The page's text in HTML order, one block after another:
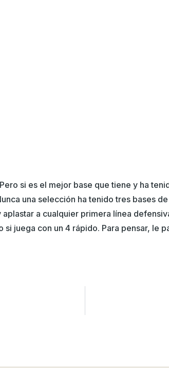
si es el mejor base que tiene y ha
una selección ha tenido tres bases
a cualquier primera línea
juega con un 4 rápido. Para pensar, le